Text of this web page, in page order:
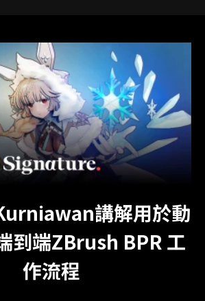
講解用於動
到端ZBrush BPR 工
作流程